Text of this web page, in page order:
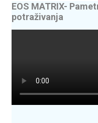
EOS MATRIX-
potraživanja